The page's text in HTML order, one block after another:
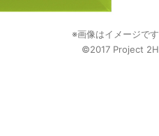
※画像はイメージです
©2017 Project 2H